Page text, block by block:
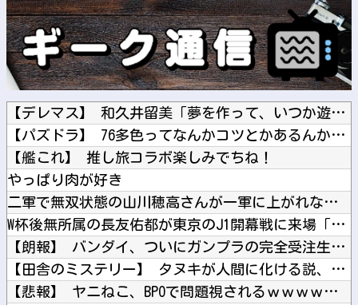
【デレマス】 和久井留美「夢を作って、いつか遊んで」
【パズドラ】 76多色ってなんかコツとかあるんかね 完全に並...
【艦これ】 推し旅コラボ楽しみでちね！
やっぱり肉が好き
二軍で無双状態の山川穂高さんが一軍に上がれない理由
W杯後無所属の長友佑都が東京のJ1開幕戦に来場「みなさまへご...
【朗報】 バンダイ、ついにガンプラの完全受注生産へ。確実に手...
【田舎のミステリー】 タヌキが人間に化ける説、これ多分マジ
【悲報】 ヤニねこ、BPOで問題視されるｗｗｗｗｗｗｗｗｗｗ...